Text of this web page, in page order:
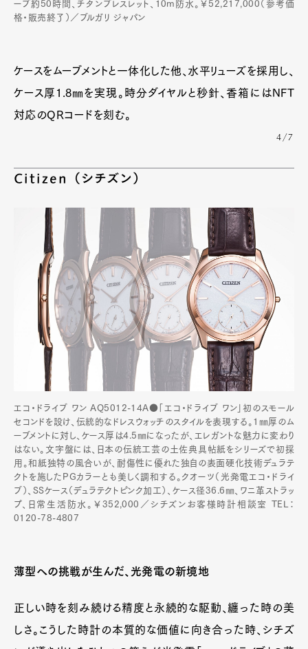
ProductCultureLifestyle
ーブ約50時間、チタンブレスレット、10m防水。￥52,217,000（参考価
格・販売終了）／ブルガリ ジャパン
ケースをムーブメントと一体化した他、水平リューズを採用し、
ケース厚1.8㎜を実現。時分ダイヤルと秒針、香箱にはNFT
対応のQRコードを刻む。
4/7
Citizen （シチズン）
エコ・ドライブ ワン AQ5012-14A●「エコ・ドライブ ワン」初のスモール
セコンドを設け、伝統的なドレスウォッチのスタイルを表現する。1㎜厚のム
ーブメントに対し、ケース厚は4.5㎜になったが、エレガントな魅力に変わり
はない。文字盤には、日本の伝統工芸の土佐典具帖紙をシリーズで初採
用。和紙独特の風合いが、耐傷性に優れた独自の表面硬化技術デュラテ
クトを施したPGカラーとも美しく調和する。クオーツ（光発電エコ・ドライ
ブ）、SSケース（デュラテクトピンク加工）、ケース径36.6㎜、ワニ革ストラッ
プ、日常生活防水。￥352,000／シチズンお客様時計相談室 TEL：
0120-78-4807
薄型への挑戦が生んだ、光発電の新境地
正しい時を刻み続ける精度と永続的な駆動、纏った時の美
しさ。こうした時計の本質的な価値に向き合った時、シチズ